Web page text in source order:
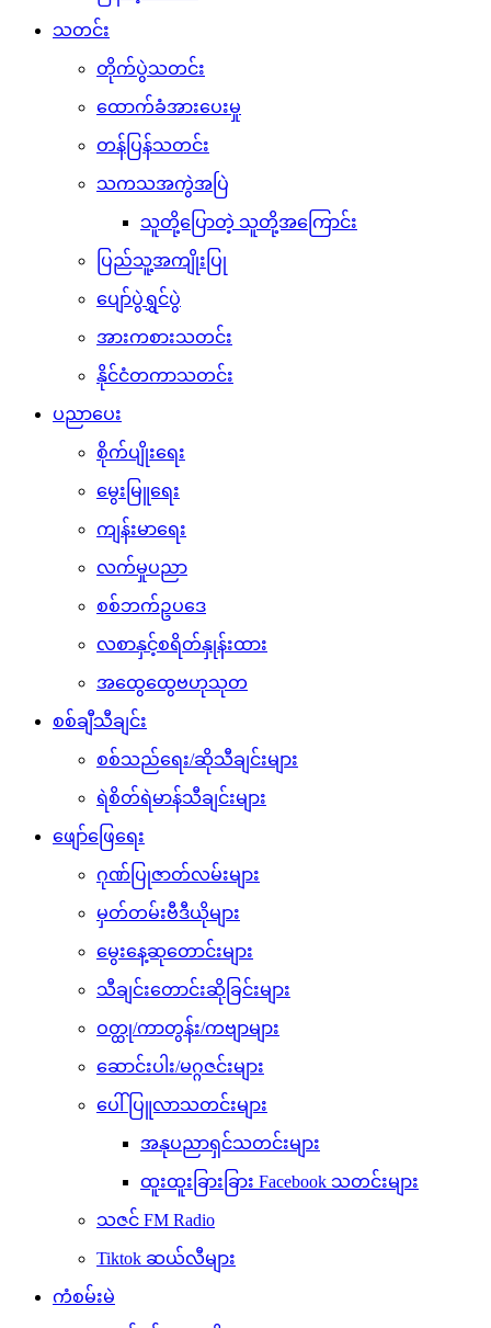
သတင်း
တိုက်ပွဲသတင်း
ထောက်ခံအားပေးမှု
တန်ပြန်သတင်း
သကသအကွဲအပြဲ
သူတို့ပြောတဲ့ သူတို့အကြောင်း
ပြည်သူ့အကျိုးပြု
ပျော်ပွဲရွှင်ပွဲ
အားကစားသတင်း
နိုင်ငံတကာသတင်း
ပညာပေး
စိုက်ပျိုးရေး
မွေးမြူရေး
ကျန်းမာရေး
လက်မှုပညာ
စစ်ဘက်ဥပဒေ
လစာနှင့်စရိတ်နှုန်းထား
အထွေထွေဗဟုသုတ
စစ်ချီသီချင်း
စစ်သည်ရေး/ဆိုသီချင်းများ
ရဲစိတ်ရဲမာန်သီချင်းများ
ဖျော်ဖြေရေး
ဂုဏ်ပြုဇာတ်လမ်းများ
မှတ်တမ်းဗီဒီယိုများ
မွေးနေ့ဆုတောင်းများ
သီချင်းတောင်းဆိုခြင်းများ
ဝတ္ထု/ကာတွန်း/ကဗျာများ
ဆောင်းပါး/မဂ္ဂဇင်းများ
ပေါ်ပြူလာသတင်းများ
အနုပညာရှင်သတင်းများ
ထူးထူးခြားခြား Facebook သတင်းများ
သဇင် FM Radio
Tiktok ဆယ်လီများ
ကံစမ်းမဲ